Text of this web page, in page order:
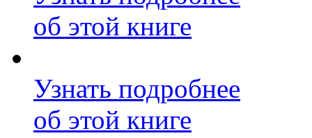
об этой книге
Узнать подробнее
об этой книге